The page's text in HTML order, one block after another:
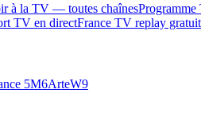
à la TV — toutes chaînesProgramme
TV en directFrance TV replay gratuit
5M6ArteW9